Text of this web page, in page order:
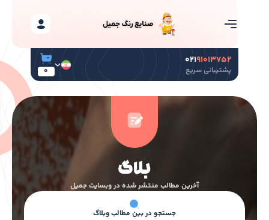
۹۱۰۱۳۷۵۲۰۲۱
پشتیبانی سریع 0
بلاگ
آخرین مطالب منتشر شده در وبسایت جمیل
جستجو در بین مطالب وبلاگ